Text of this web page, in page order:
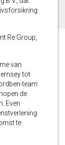
Re Group,
van
tot
team
de
Even
te